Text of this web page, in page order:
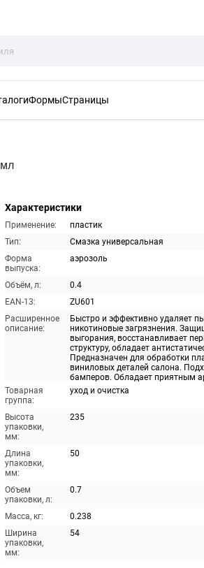
ФормыСтраницы
Характеристики
Применение:
пластик
Тип:
Смазка универсальная
Форма
выпуска:
аэрозоль
Объём, л:
0.4
EAN-13:
ZU601
Расширенное
описание:
Быстро и эффективно удаляет
никотиновые загрязнения.
выгорания, восстанавливает
структуру, обладает
Предназначен для обработки
виниловых деталей салона.
бамперов. Обладает приятным
Товарная
группа:
уход и очистка
Высота
упаковки,
мм:
235
Длина
упаковки,
мм:
50
Объем
упаковки, л:
0.7
Масса, кг:
0.238
Ширина
упаковки,
мм:
54